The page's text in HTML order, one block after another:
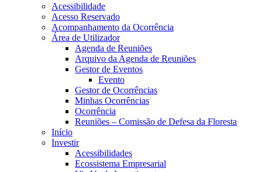
Acessibilidade
Acesso Reservado
Acompanhamento da Ocorrência
Área de Utilizador
Agenda de Reuniões
Arquivo da Agenda de Reuniões
Gestor de Eventos
Evento
Gestor de Ocorrências
Minhas Ocorrências
Ocorrência
Reuniões – Comissão de Defesa da Floresta
Início
Investir
Acessibilidades
Ecossistema Empresarial